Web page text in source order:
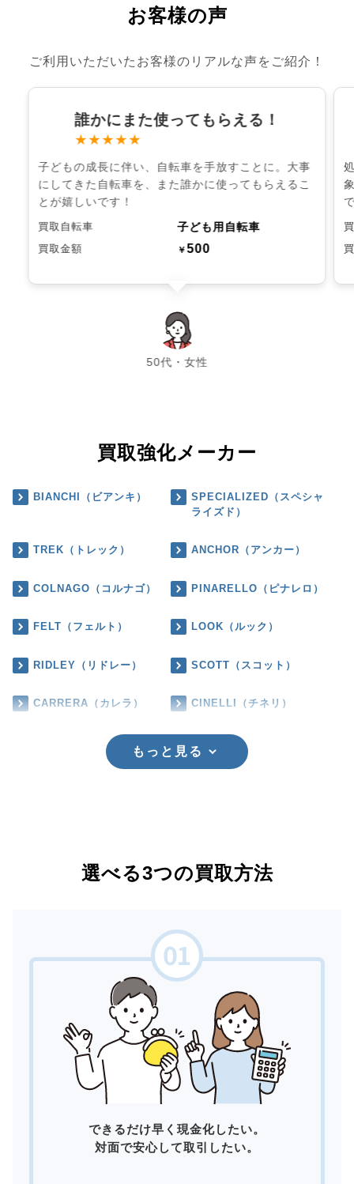
お客様の声
ご利用いただいたお客様のリアルな声をご紹介！
誰かにまた使ってもらえる！
★★★★★
子どもの成長に伴い、自転車を手放すことに。大事
にしてきた自転車を、また誰かに使ってもらえるこ
とが嬉しいです！
買取自転車 子ども用自転車
買取金額 ￥500
50代・女性
chevron_left chevron_right
買取強化メーカー
BIANCHI（ビアンキ）
SPECIALIZED（スペシャ
ライズド）
TREK（トレック） ANCHOR（アンカー）
COLNAGO（コルナゴ） PINARELLO（ピナレロ）
FELT（フェルト） LOOK（ルック）
RIDLEY（リドレー） SCOTT（スコット）
CARRERA（カレラ） CINELLI（チネリ）
もっと見る
選べる3つの買取方法
できるだけ早く現金化したい。
対面で安心して取引したい。